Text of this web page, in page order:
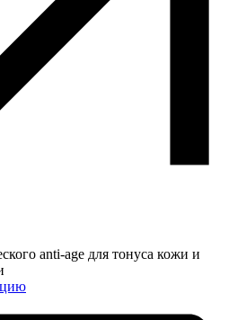
anti-age для тонуса кожи и